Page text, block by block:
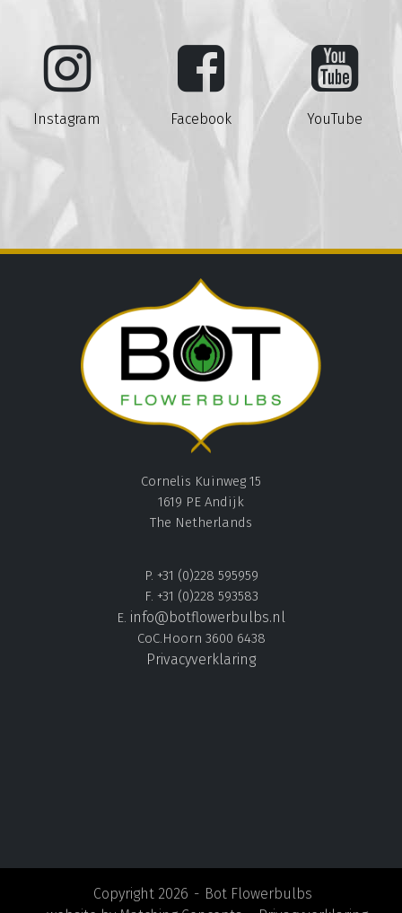
Instagram Facebook YouTube
Cornelis Kuinweg 15
1619 PE Andijk
The Netherlands
P. +31 (0)228 595959
F. +31 (0)228 593583
E. info@botflowerbulbs.nl
CoC.Hoorn 3600 6438
Privacyverklaring
Copyright 2026
Bot Flowerbulbs